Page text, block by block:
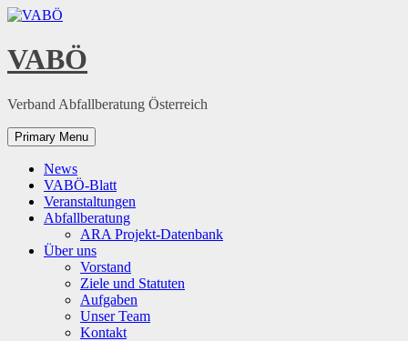
Skip
content
VABÖ
Verband Abfallberatung Österreich
Primary Menu
News
VABÖ-Blatt
Veranstaltungen
Abfallberatung
ARA Projekt-Datenbank
Über uns
Vorstand
Ziele und Statuten
Aufgaben
Unser Team
Kontakt